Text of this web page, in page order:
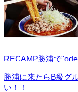
RECAMP勝浦で
勝浦に来たらB級グ
い！！